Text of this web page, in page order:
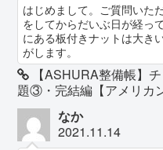
はじめまして。ご質問いた
をしてからだいぶ日が経っ
にある板付きナットは大き
がします。
【ASHURA整備帳】
題③・完結編【アメリカ
なか
2021.11.14